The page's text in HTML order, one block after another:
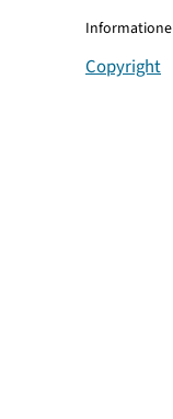
Copyright